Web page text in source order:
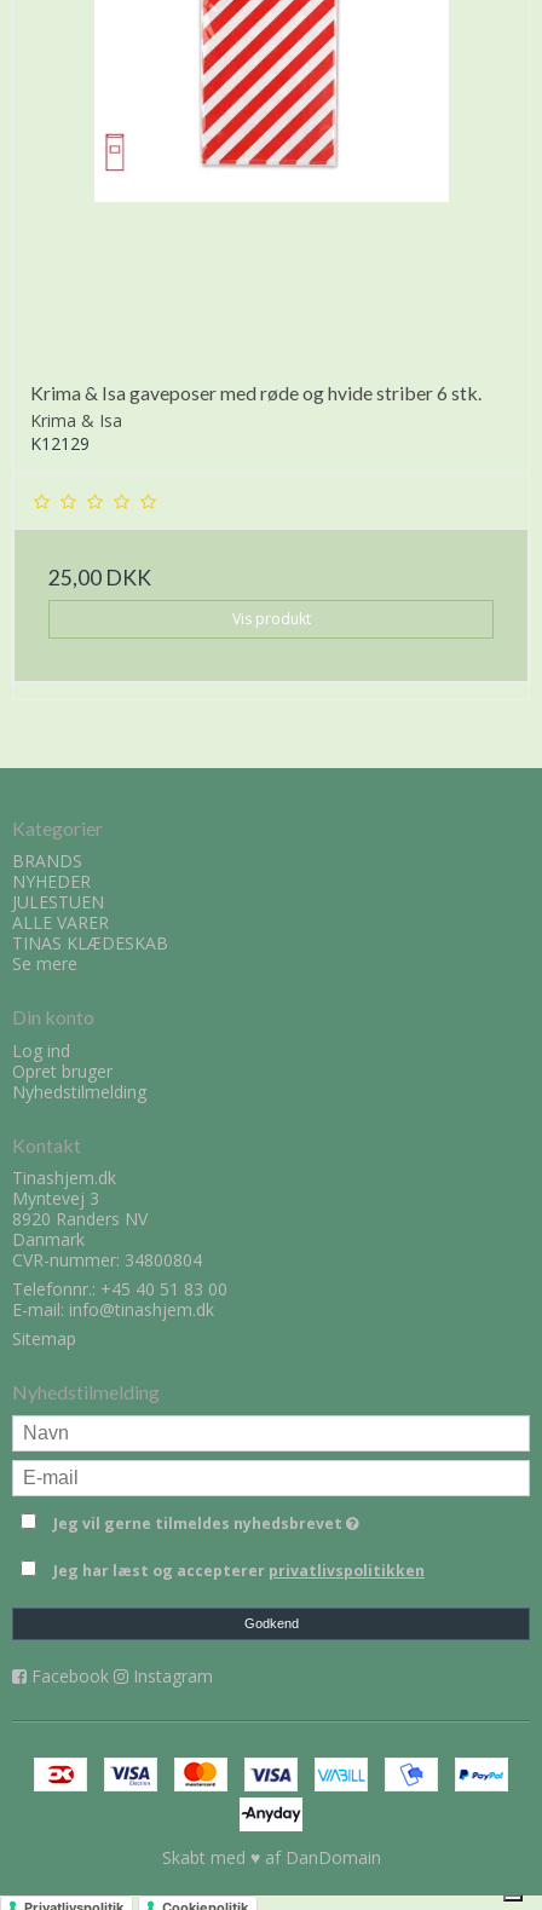
Krima & Isa gaveposer med røde og hvide striber 6 stk.
Krima & Isa
K12129
25,00 DKK
Vis produkt
Kategorier
BRANDS
NYHEDER
JULESTUEN
ALLE VARER
TINAS KLÆDESKAB
Se mere
Din konto
Log ind
Opret bruger
Nyhedstilmelding
Kontakt
Tinashjem.dk
Myntevej 3
8920 Randers NV
Danmark
CVR-nummer: 34800804
Telefonnr.: +45 40 51 83 00
E-mail: info@tinashjem.dk
Sitemap
Nyhedstilmelding
Jeg vil gerne tilmeldes nyhedsbrevet
Jeg har læst og accepterer privatlivspolitikken
Godkend
Facebook Instagram
Skabt med ♥ af DanDomain